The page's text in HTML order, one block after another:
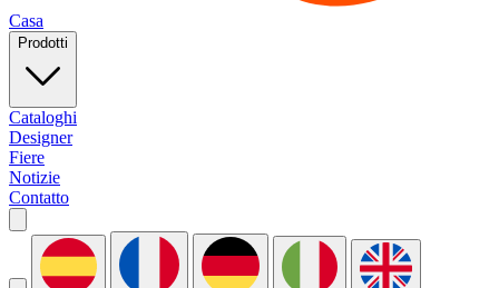
Casa
Prodotti
Cataloghi
Designer
Fiere
Notizie
Contatto